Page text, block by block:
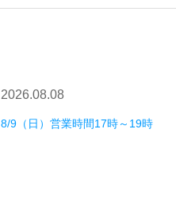
2026.08.08
8/9（日）営業時間17時～19時